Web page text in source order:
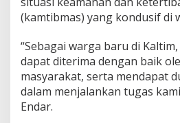
(kamtibmas) yang kondusif di
“Sebagai warga baru di
dapat diterima dengan baik
masyarakat, serta mendapat
dalam menjalankan tugas
Endar.